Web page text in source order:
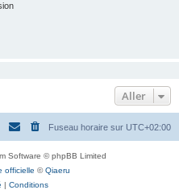
Aller
Fuseau horaire sur UTC+02:00
Software © phpBB Limited
officielle ©Qiaeru
| Conditions